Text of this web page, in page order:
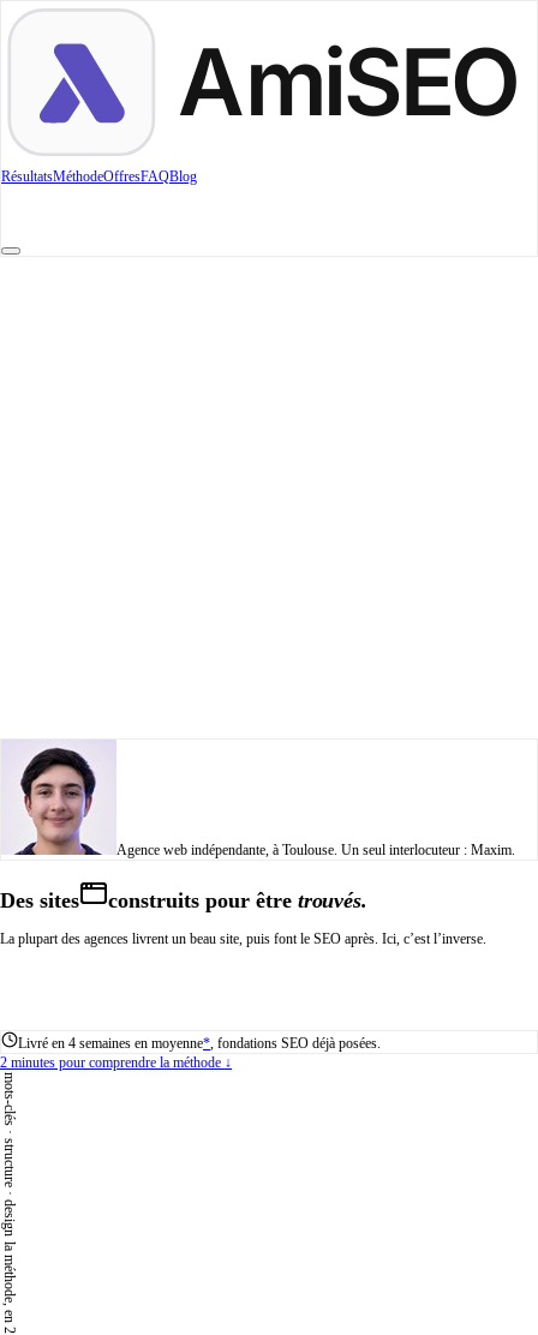
AmiSEO
RésultatsMéthodeOffresFAQBlog
Agence web indépendante, à Toulouse. Un seul interlocuteur : Maxim.
Des sites construits pour être trouvés.
La plupart des agences livrent un beau site, puis font le SEO après. Ici, c’est l’inverse.
Livré en 4 semaines en moyenne*, fondations SEO déjà posées.
2 minutes pour comprendre la méthode ↓
mots-clés · structure · design